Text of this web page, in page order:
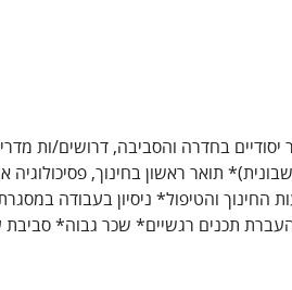
בחדרה והסביבה, דרושים/ות
תואר ראשון בחינוך, פסיכולוגיה
החינוך והטיפול* ניסיון בעבודה
והעברת תכנים רגשיים* שכר גבוה*